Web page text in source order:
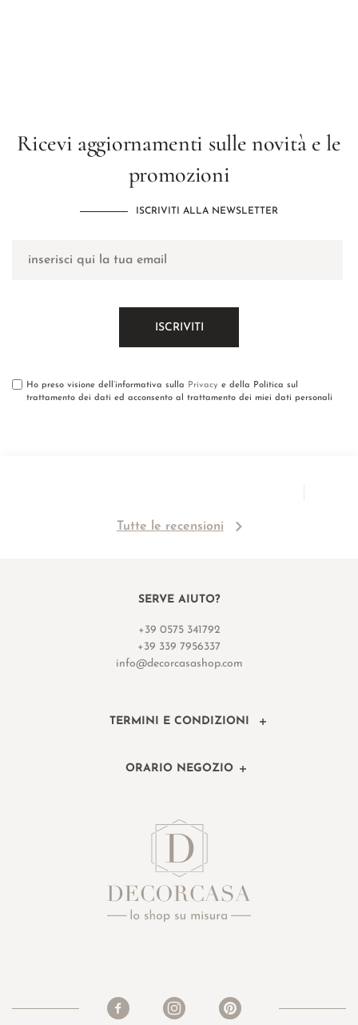
Ricevi aggiornamenti sulle novità e le
promozioni
ISCRIVITI ALLA NEWSLETTER
Ho preso visione dell’informativa sulla Privacy e della Politica sul
trattamento dei dati ed acconsento al trattamento dei miei dati personali
Tutte le recensioni
SERVE AIUTO?
+39 0575 341792
+39 339 7956337
info@decorcasashop.com
TERMINI E CONDIZIONI
ORARIO NEGOZIO